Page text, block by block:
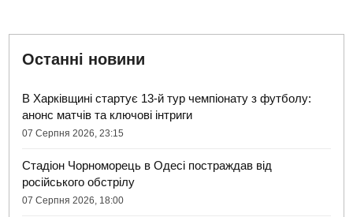
Останні новини
В Харківщині стартує 13-й тур чемпіонату з футболу:
анонс матчів та ключові інтриги
07 Серпня 2026, 23:15
Стадіон Чорноморець в Одесі постраждав від
російського обстрілу
07 Серпня 2026, 18:00